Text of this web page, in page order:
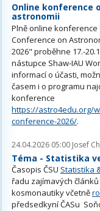
Online konference
astronomii
Plně online konference
Conference on
2026" proběhne 17.-
nástupce Shaw-IAU
informací o účasti,
časem i o programu
konference
https://astro4edu.org/
conference-2026/.
24.04.2026 05:00 Josef
Téma - Statistika
Časopis ČSU Statistika
řadu zajímavých
kosmonautiky včetně
předsedkyní ČASu